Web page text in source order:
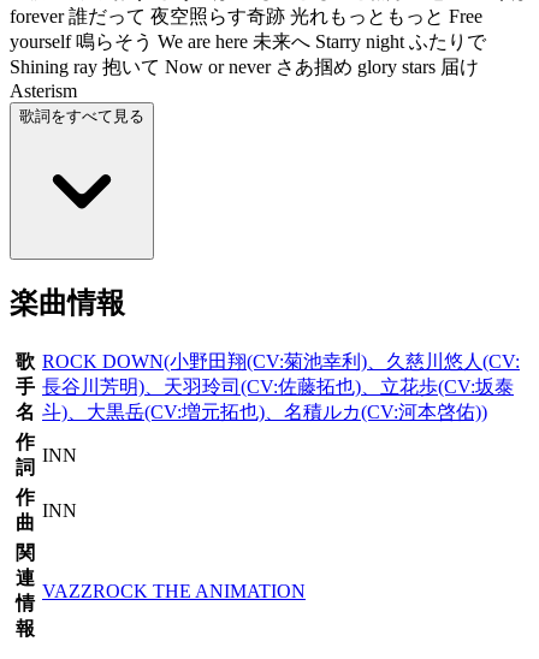
forever 誰だって 夜空照らす奇跡 光れもっともっと Free
yourself 鳴らそう We are here 未来へ Starry night ふたりで
Shining ray 抱いて Now or never さあ掴め glory stars 届け
Asterism
歌詞をすべて見る
楽曲情報
歌
手
名
ROCK DOWN(小野田翔(CV:菊池幸利)、久慈川悠人(CV:
長谷川芳明)、天羽玲司(CV:佐藤拓也)、立花歩(CV:坂泰
斗)、大黒岳(CV:増元拓也)、名積ルカ(CV:河本啓佑))
作
詞
INN
作
曲
INN
関
連
情
報
VAZZROCK THE ANIMATION